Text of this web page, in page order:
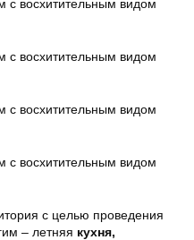
с целью проведения
– летняя кухня,